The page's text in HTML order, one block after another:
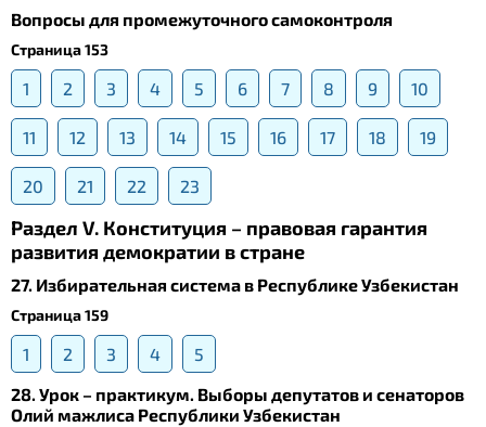
Вопросы для промежуточного самоконтроля
Страница 153
1 2 3 4 5 6 7 8 9 10
11 12 13 14 15 16 17 18 19
20 21 22 23
Раздел V. Конституция – правовая гарантия
развития демократии в стране
27. Избирательная система в Республике Узбекистан
Страница 159
1 2 3 4
5
28. Урок – практикум. Выборы депутатов и сенаторов
Олий мажлиса Республики Узбекистан